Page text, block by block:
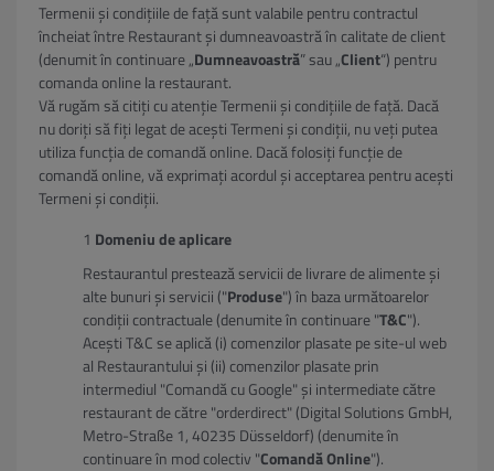
Termenii și condițiile de față sunt valabile pentru contractul
încheiat între Restaurant și dumneavoastră în calitate de client
(denumit în continuare „Dumneavoastră” sau „Client“) pentru
comanda online la restaurant.
Vă rugăm să citiți cu atenție Termenii și condițiile de față. Dacă
nu doriți să fiți legat de acești Termeni și condiții, nu veți putea
utiliza funcția de comandă online. Dacă folosiți funcție de
comandă online, vă exprimați acordul și acceptarea pentru acești
Termeni și condiții.
Domeniu de aplicare
Restaurantul prestează servicii de livrare de alimente și
alte bunuri și servicii ("Produse") în baza următoarelor
condiții contractuale (denumite în continuare "T&C").
Acești T&C se aplică (i) comenzilor plasate pe site-ul web
al Restaurantului și (ii) comenzilor plasate prin
intermediul "Comandă cu Google" și intermediate către
restaurant de către "orderdirect" (Digital Solutions GmbH,
Metro-Straße 1, 40235 Düsseldorf) (denumite în
continuare în mod colectiv "Comandă Online").